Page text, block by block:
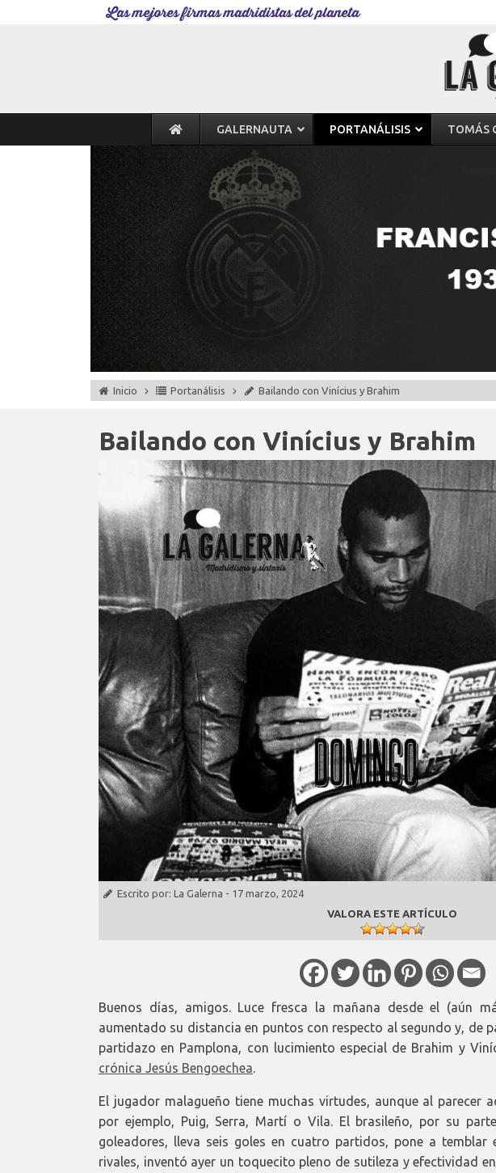
Las mejores firmas madridistas del planeta
GALERNAUTA PORTANÁLISIS TOMÁS
Inicio Portanálisis Bailando con Vinícius y Brahim
Bailando con Vinícius y Brahim
Escrito por: La Galerna - 17 marzo, 2024
VALORA ESTE ARTÍCULO
Buenos días, amigos. Luce fresca la mañana desde el (aún
aumentado su distancia en puntos con respecto al segundo y, de
partidazo en Pamplona, con lucimiento especial de Brahim y
crónica Jesús Bengoechea.
El jugador malagueño tiene muchas virtudes, aunque al parecer
por ejemplo, Puig, Serra, Martí o Vila. El brasileño, por su
goleadores, lleva seis goles en cuatro partidos, pone a
rivales, inventó ayer un toquecito pleno de sutileza y efectividad